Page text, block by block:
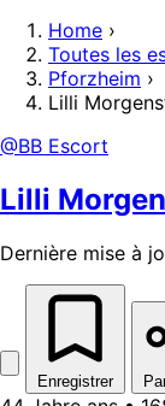
Home ›
Toutes les
Pforzheim ›
Lilli
@BB Escort
Lilli
Dernière mise à
Enregistrer